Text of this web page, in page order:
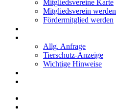
Mitgliedsvereine Karte
Mitgliedsverein werden
Fördermitglied werden
Allg. Anfrage
Tierschutz-Anzeige
Wichtige Hinweise